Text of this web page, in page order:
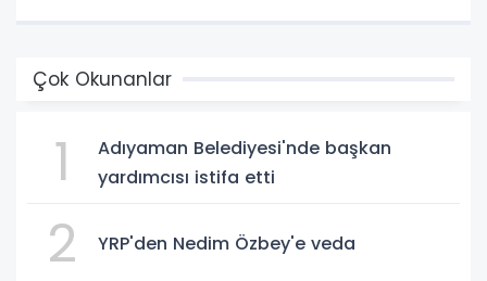
Çok Okunanlar
1
Adıyaman Belediyesi'nde başkan
yardımcısı istifa etti
2 YRP'den Nedim Özbey'e veda